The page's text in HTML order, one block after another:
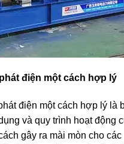
điện một cách hợp lý
điện một cách hợp lý là
và quy trình hoạt động
gây ra mài mòn cho